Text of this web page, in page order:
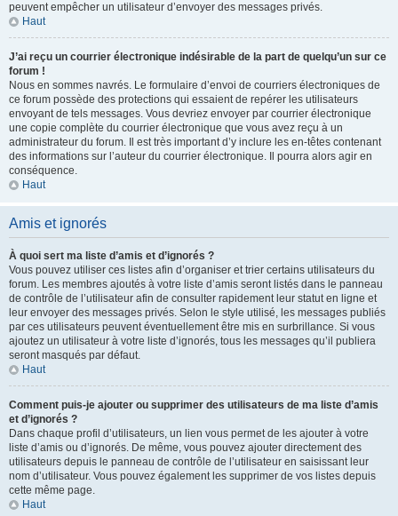
peuvent empêcher un utilisateur d’envoyer des messages privés.
Haut
J’ai reçu un courrier électronique indésirable de la part de quelqu’un sur ce
forum !
Nous en sommes navrés. Le formulaire d’envoi de courriers électroniques de
ce forum possède des protections qui essaient de repérer les utilisateurs
envoyant de tels messages. Vous devriez envoyer par courrier électronique
une copie complète du courrier électronique que vous avez reçu à un
administrateur du forum. Il est très important d’y inclure les en-têtes contenant
des informations sur l’auteur du courrier électronique. Il pourra alors agir en
conséquence.
Haut
Amis et ignorés
À quoi sert ma liste d’amis et d’ignorés ?
Vous pouvez utiliser ces listes afin d’organiser et trier certains utilisateurs du
forum. Les membres ajoutés à votre liste d’amis seront listés dans le panneau
de contrôle de l’utilisateur afin de consulter rapidement leur statut en ligne et
leur envoyer des messages privés. Selon le style utilisé, les messages publiés
par ces utilisateurs peuvent éventuellement être mis en surbrillance. Si vous
ajoutez un utilisateur à votre liste d’ignorés, tous les messages qu’il publiera
seront masqués par défaut.
Haut
Comment puis-je ajouter ou supprimer des utilisateurs de ma liste d’amis
et d’ignorés ?
Dans chaque profil d’utilisateurs, un lien vous permet de les ajouter à votre
liste d’amis ou d’ignorés. De même, vous pouvez ajouter directement des
utilisateurs depuis le panneau de contrôle de l’utilisateur en saisissant leur
nom d’utilisateur. Vous pouvez également les supprimer de vos listes depuis
cette même page.
Haut